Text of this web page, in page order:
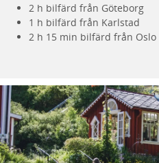
2 h bilfärd från Göteborg
1 h bilfärd från Karlstad
2 h 15 min bilfärd från Oslo